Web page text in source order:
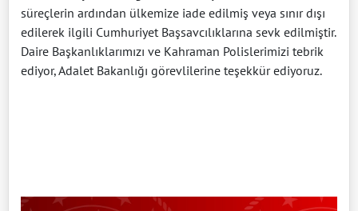
süreçlerin ardından ülkemize iade edilmiş veya sınır dışı
edilerek ilgili Cumhuriyet Başsavcılıklarına sevk edilmiştir.
Daire Başkanlıklarımızı ve Kahraman Polislerimizi tebrik
ediyor, Adalet Bakanlığı görevlilerine teşekkür ediyoruz.